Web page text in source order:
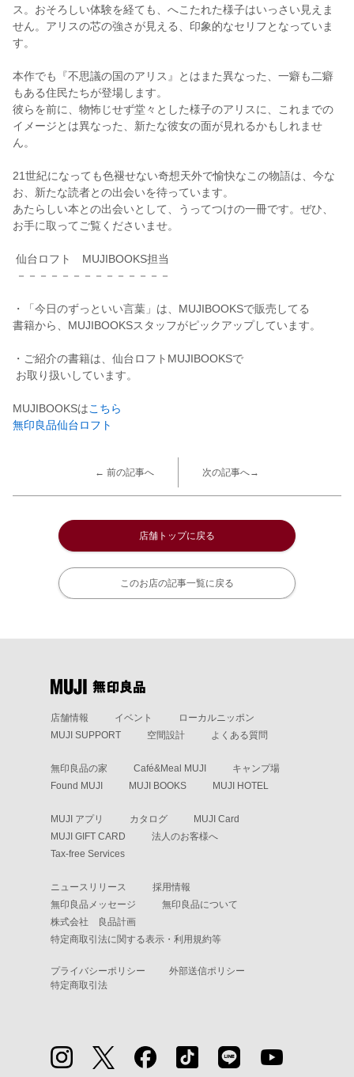
ス。おそろしい体験を経ても、へこたれた様子はいっさい見えま
せん。アリスの芯の強さが見える、印象的なセリフとなっていま
す。
本作でも『不思議の国のアリス』とはまた異なった、一癖も二癖
もある住民たちが登場します。
彼らを前に、物怖じせず堂々とした様子のアリスに、これまでの
イメージとは異なった、新たな彼女の面が見れるかもしれませ
ん。
21世紀になっても色褪せない奇想天外で愉快なこの物語は、今な
お、新たな読者との出会いを待っています。
あたらしい本との出会いとして、うってつけの一冊です。ぜひ、
お手に取ってご覧くださいませ。
仙台ロフト MUJIBOOKS担当
－－－－－－－－－－－－－－
・「今日のずっといい言葉」は、MUJIBOOKSで販売してる
書籍から、MUJIBOOKSスタッフがピックアップしています。
・ご紹介の書籍は、仙台ロフトMUJIBOOKSで
お取り扱いしています。
MUJIBOOKSはこちら
無印良品仙台ロフト
← 前の記事へ 次の記事へ→
店舗トップに戻る
このお店の記事一覧に戻る
店舗情報 イベント
ローカルニッポン
MUJI SUPPORT
空間設計 よくある質問
無印良品の家 Café&Meal MUJI
キャンプ場
Found MUJI
MUJI BOOKS MUJI HOTEL
MUJI アプリ カタログ
MUJI Card
MUJI GIFT CARD
法人のお客様へ
Tax-free Services
ニュースリリース
採用情報
無印良品メッセージ
無印良品について
株式会社 良品計画
特定商取引法に関する表示・利用規約等
プライバシーポリシー
外部送信ポリシー
特定商取引法